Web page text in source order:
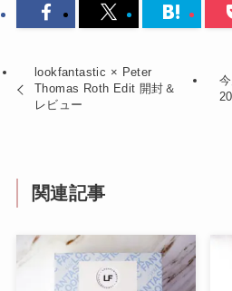
lookfantastic × Peter
Thomas Roth Edit 開封＆
レビュー
関連記事